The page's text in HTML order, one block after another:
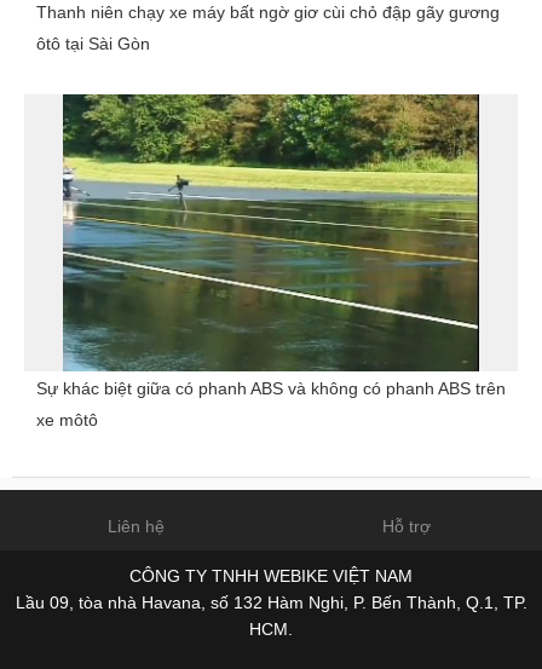
Thanh niên chạy xe máy bất ngờ giơ cùi chỏ đập gãy gương
ôtô tại Sài Gòn
Sự khác biệt giữa có phanh ABS và không có phanh ABS trên
xe môtô
Liên hệ Hỗ trợ
CÔNG TY TNHH WEBIKE VIỆT NAM
Lầu 09, tòa nhà Havana, số 132 Hàm Nghi, P. Bến Thành, Q.1, TP.
HCM.